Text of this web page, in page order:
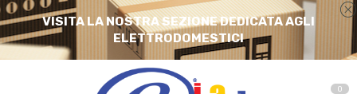
VISITA LA NOSTRA SEZIONE DEDICATA AGLI
ELETTRODOMESTICI
0